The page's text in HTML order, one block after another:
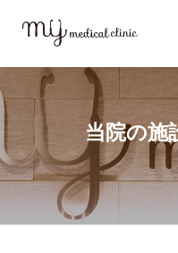
当院の施設基準について
当院の施